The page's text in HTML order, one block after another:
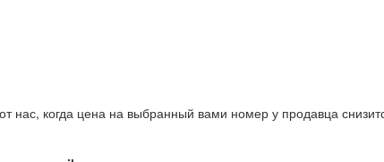
нас, когда цена на выбранный вами номер у продавца